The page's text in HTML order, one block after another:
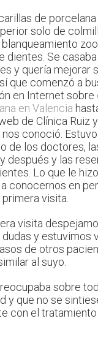
de porcelana
solo de
dientes. Se
y quería mejorar
que comenzó a
en Internet sobre
en Valencia
de Clínica Ruiz y
nos conoció.
de los doctores,
después y las
Lo que le hizo
conocernos en
visita.
visita
y estuvimos
de otros
al suyo.
sobre
y que no se
con el tratamiento